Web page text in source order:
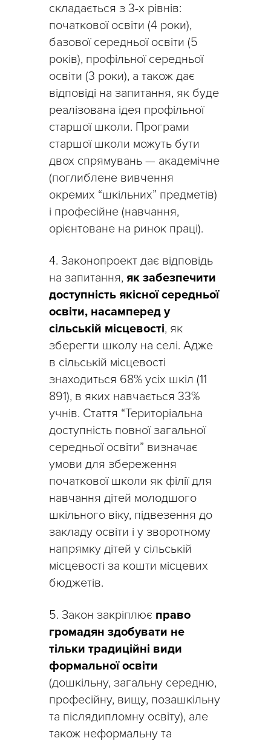
складається з 3-х рівнів:
початкової освіти (4 роки),
базової середньої освіти (5
років), профільної середньої
освіти (3 роки), а також дає
відповіді на запитання, як буде
реалізована ідея профільної
старшої школи. Програми
старшої школи можуть бути
двох спрямувань — академічне
(поглиблене вивчення
окремих “шкільних” предметів)
і професійне (навчання,
орієнтоване на ринок праці).
4. Законопроект дає відповідь
на запитання, як забезпечити
доступність якісної середньої
освіти, насамперед у
сільській місцевості, як
зберегти школу на селі. Адже
в сільській місцевості
знаходиться 68% усіх шкіл (11
891), в яких навчається 33%
учнів. Стаття “Територіальна
доступність повної загальної
середньої освіти” визначає
умови для збереження
початкової школи як філії для
навчання дітей молодшого
шкільного віку, підвезення до
закладу освіти і у зворотному
напрямку дітей у сільській
місцевості за кошти місцевих
бюджетів.
5. Закон закріплює право
громадян здобувати не
тільки традиційні види
формальної освіти
(дошкільну, загальну середню,
професійну, вищу, позашкільну
та післядипломну освіту), але
також неформальну та